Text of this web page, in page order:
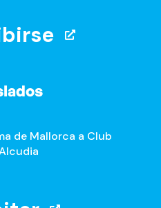
de Mallorca a Club